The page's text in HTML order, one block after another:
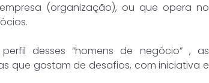
(organização), ou que opera no
desses “homens de negócio” , as
que gostam de desafios, com iniciativa e